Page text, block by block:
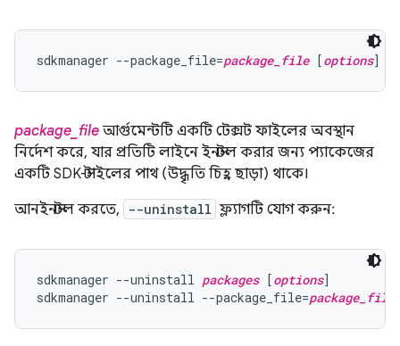
sdkmanager --package_file=package_file [options
package_file আর্গুমেন্টটি একটি টেক্সট ফাইলের অবস্থান
নির্দেশ করে, যার প্রতিটি লাইনে ইনস্টল করার জন্য প্যাকেজের
একটি SDK-স্টাইলের পাথ (উদ্ধৃতি চিহ্ন ছাড়া) থাকে।
আনইনস্টল করতে,
--uninstall ফ্ল্যাগটি যোগ করুন:
sdkmanager --uninstall packages [options]
sdkmanager --uninstall --package_file=package_file